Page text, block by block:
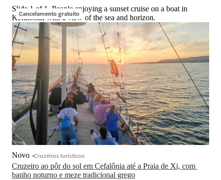
Cancelamento gratuito
Slide 1 of 1, People enjoying a sunset cruise on a boat in
Kefalonia, with a view of the sea and horizon.
Cruzeiro ao pôr do sol em Cefalônia até a Praia de Xi, com
banho noturno e meze tradicional grego
Novo Cruzeiros turísticos